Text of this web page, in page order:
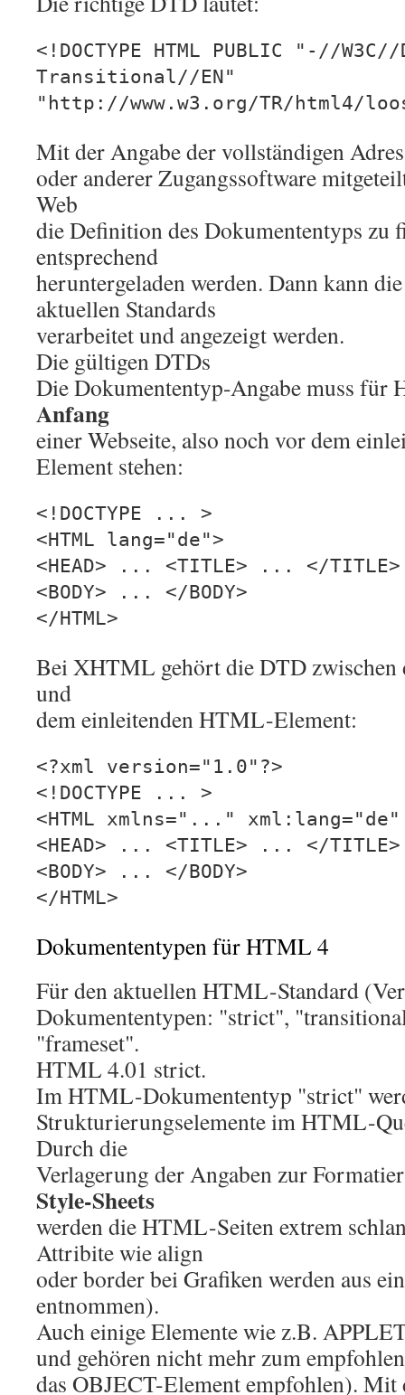
<!DOCTYPE HTML PUBLIC "-//
Transitional//EN"
"http://www.w3.org/TR/html4/
Mit der Angabe der vollständigen
oder anderer Zugangssoftware
Web
die Definition des Dokumententyps zu
entsprechend
heruntergeladen werden. Dann kann
aktuellen Standards
verarbeitet und angezeigt werden.
Die gültigen DTDs
Die Dokumententyp-Angabe muss für
Anfang
einer Webseite, also noch vor dem
Element stehen:
<!DOCTYPE ... >
<HTML lang="de">
<HEAD> ... <TITLE> ... </
<BODY> ... </BODY>
</HTML>
Bei XHTML gehört die DTD
und
dem einleitenden HTML-Element:
<?xml version="1.0"?>
<!DOCTYPE ... >
<HTML xmlns="..."
<HEAD> ... <TITLE> ... </
<BODY> ... </BODY>
</HTML>
Dokumententypen für HTML 4
Für den aktuellen HTML-Standard
Dokumententypen: "strict",
"frameset".
HTML 4.01 strict.
Im HTML-Dokumententyp "strict"
Strukturierungselemente im HTML-
Durch die
Verlagerung der Angaben zur
Style-Sheets
werden die HTML-Seiten extrem
Attribite wie align
oder border bei Grafiken werden aus
entnommen).
Auch einige Elemente wie z.B.
und gehören nicht mehr zum
das OBJECT-Element empfohlen). Mit